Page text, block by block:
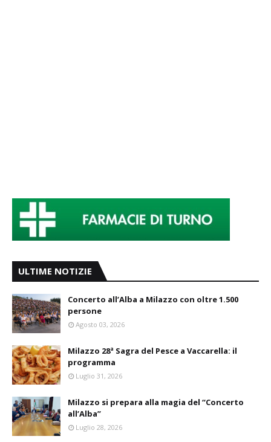
ULTIME NOTIZIE
Concerto all’Alba a Milazzo con oltre 1.500
persone
Agosto 03, 2026
Milazzo 28ª Sagra del Pesce a Vaccarella: il
programma
Luglio 31, 2026
Milazzo si prepara alla magia del “Concerto
all’Alba”
Luglio 28, 2026